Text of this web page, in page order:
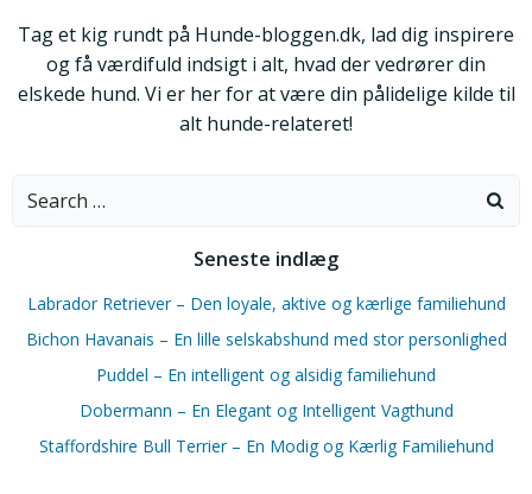
Tag et kig rundt på Hunde-bloggen.dk, lad dig inspirere
og få værdifuld indsigt i alt, hvad der vedrører din
elskede hund. Vi er her for at være din pålidelige kilde til
alt hunde-relateret!
Search
Seneste indlæg
Labrador Retriever – Den loyale, aktive og kærlige familiehund
Bichon Havanais – En lille selskabshund med stor personlighed
Puddel – En intelligent og alsidig familiehund
Dobermann – En Elegant og Intelligent Vagthund
Staffordshire Bull Terrier – En Modig og Kærlig Familiehund